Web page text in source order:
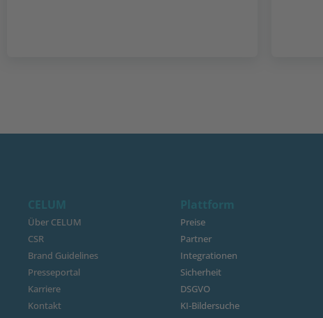
CELUM
Über CELUM
CSR
Brand Guidelines
Presseportal
Karriere
Kontakt
Plattform
Preise
Partner
Integrationen
Sicherheit
DSGVO
KI-Bildersuche